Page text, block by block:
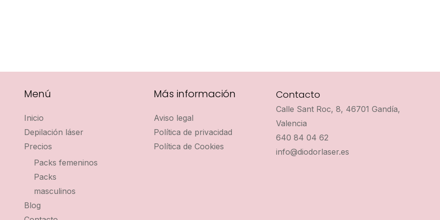
Menú
Inicio
Depilación láser
Precios
Packs femeninos
Packs
masculinos
Blog
Más información
Aviso legal
Política de privacidad
Política de Cookies
Contacto
Calle Sant Roc, 8, 46701 Gandía,
Valencia
640 84 04 62
info@diodorlaser.es